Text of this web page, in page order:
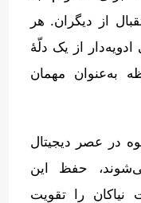
از دیگران. هر
از یک دلّهٔ
به‌عنوان مهمان
در عصر دیجیتال
حفظ این
نیاکان را تقویت